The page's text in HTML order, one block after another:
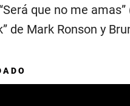
que no me
de Mark Ronson y